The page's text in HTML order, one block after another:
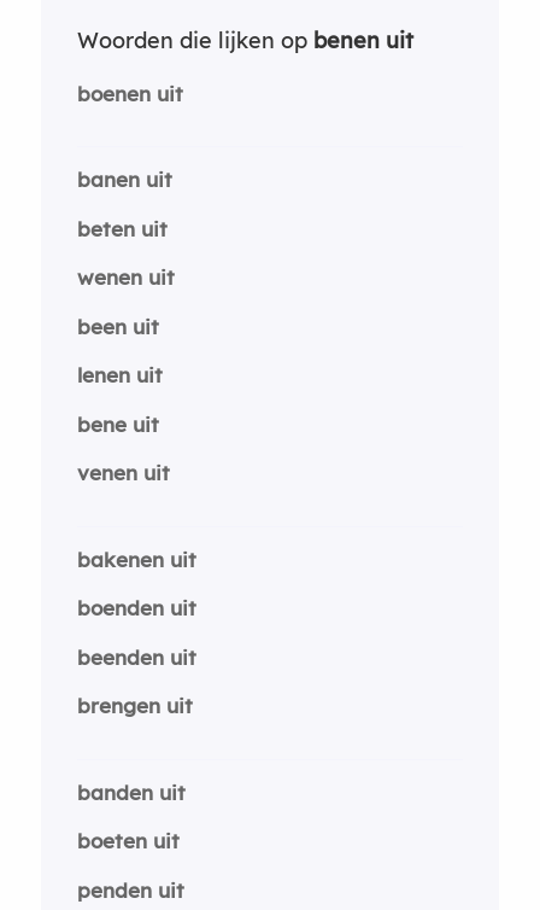
Woorden die lijken op benen uit
boenen uit
banen uit
beten uit
wenen uit
been uit
lenen uit
bene uit
venen uit
bakenen uit
boenden uit
beenden uit
brengen uit
banden uit
boeten uit
penden uit